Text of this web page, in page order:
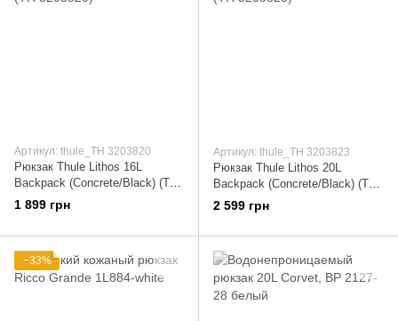
Артикул: thule_TH 3203820
Рюкзак Thule Lithos 16L
Backpack (Concrete/Black) (TH
3203820)
1 899 грн
Артикул: thule_TH 3203823
Рюкзак Thule Lithos 20L
Backpack (Concrete/Black) (TH
3203823)
2 599 грн
−33%